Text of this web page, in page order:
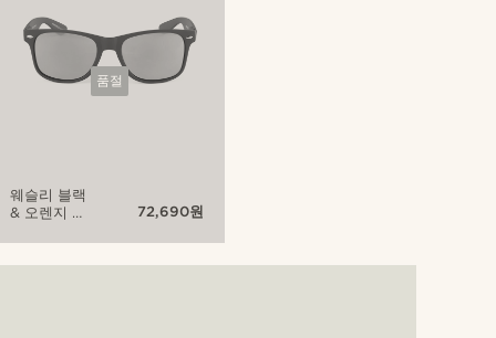
품절
웨슬리 블랙
& 오렌지 비
스
72,690원